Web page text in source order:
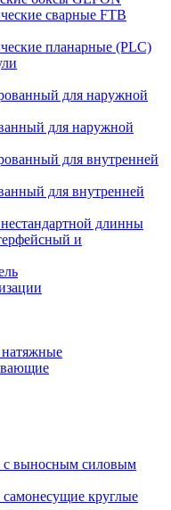
сварные FTB
планарные (PLC)
для наружной
для наружной
для внутренней
для внутренней
длинны
и
с выносным силовым
круглые